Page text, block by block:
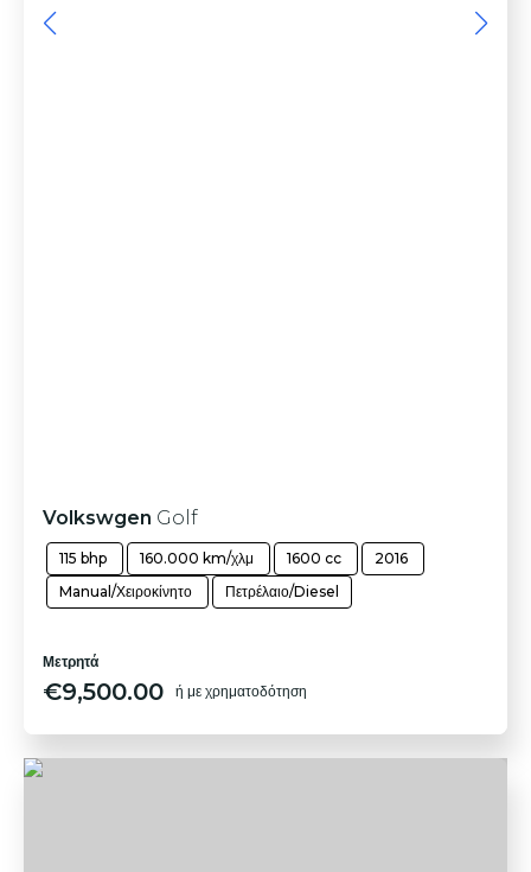
Volkswgen Golf
115 bhp 160.000 km/χλμ 1600 cc
2016
Manual/Χειροκίνητο
Πετρέλαιο/Diesel
Μετρητά
€9,500.00 ή με χρηματοδότηση